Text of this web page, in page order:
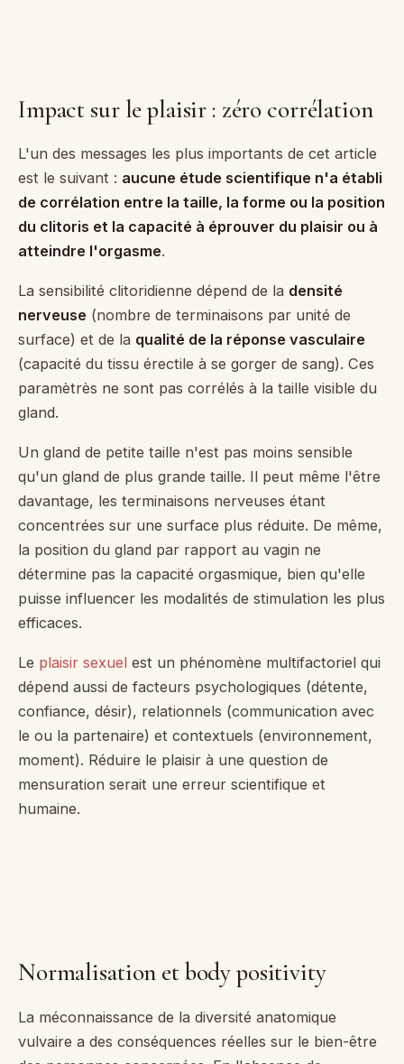
Impact sur le plaisir : zéro corrélation
L'un des messages les plus importants de cet article
est le suivant : aucune étude scientifique n'a établi
de corrélation entre la taille, la forme ou la position
du clitoris et la capacité à éprouver du plaisir ou à
atteindre l'orgasme.
La sensibilité clitoridienne dépend de la densité
nerveuse (nombre de terminaisons par unité de
surface) et de la qualité de la réponse vasculaire
(capacité du tissu érectile à se gorger de sang). Ces
paramètrès ne sont pas corrélés à la taille visible du
gland.
Un gland de petite taille n'est pas moins sensible
qu'un gland de plus grande taille. Il peut même l'être
davantage, les terminaisons nerveuses étant
concentrées sur une surface plus réduite. De même,
la position du gland par rapport au vagin ne
détermine pas la capacité orgasmique, bien qu'elle
puisse influencer les modalités de stimulation les plus
efficaces.
Le plaisir sexuel est un phénomène multifactoriel qui
dépend aussi de facteurs psychologiques (détente,
confiance, désir), relationnels (communication avec
le ou la partenaire) et contextuels (environnement,
moment). Réduire le plaisir à une question de
mensuration serait une erreur scientifique et
humaine.
Normalisation et body positivity
La méconnaissance de la diversité anatomique
vulvaire a des conséquences réelles sur le bien-être